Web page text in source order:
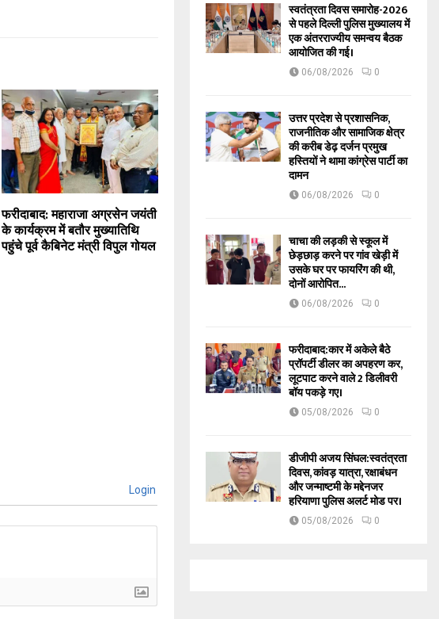
फरीदाबाद: महाराजा अग्रसेन जयंती
के कार्यक्रम में बतौर मुख्यातिथि
पहुंचे पूर्व कैबिनेट मंत्री विपुल गोयल
Login
स्वतंत्रता दिवस समारोह-2026
से पहले दिल्ली पुलिस मुख्यालय में
एक अंतरराज्यीय समन्वय बैठक
आयोजित की गई।
06/08/2026 0
उत्तर प्रदेश से प्रशासनिक,
राजनीतिक और सामाजिक क्षेत्र
की करीब डेढ़ दर्जन प्रमुख
हस्तियों ने थामा कांग्रेस पार्टी का
दामन
06/08/2026 0
चाचा की लड़की से स्कूल में
छेड़छाड़ करने पर गांव खेड़ी में
उसके घर पर फायरिंग की थी,
दोनों आरोपित...
06/08/2026 0
फरीदाबाद:कार में अकेले बैठे
प्रॉपर्टी डीलर का अपहरण कर,
लूटपाट करने वाले 2 डिलीवरी
बॉय पकड़े गए।
05/08/2026 0
डीजीपी अजय सिंघल:स्वतंत्रता
दिवस, कांवड़ यात्रा, रक्षाबंधन
और जन्माष्टमी के मद्देनजर
हरियाणा पुलिस अलर्ट मोड पर।
05/08/2026 0